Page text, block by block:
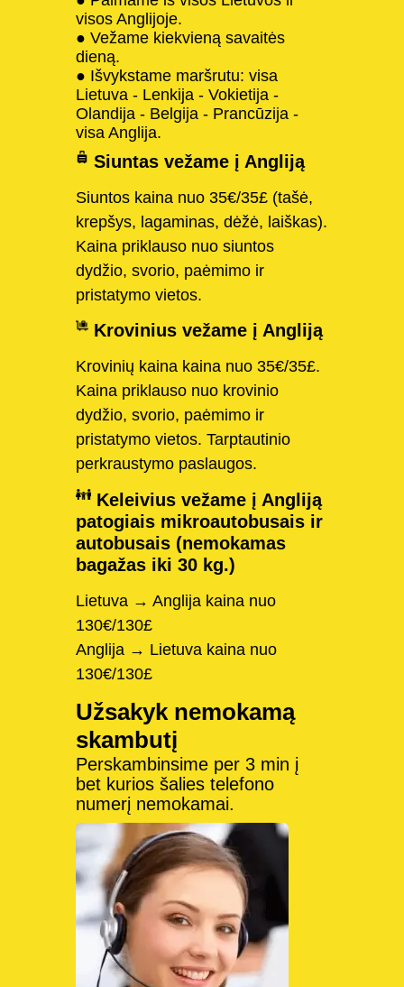
visos Anglijoje.
● Vežame kiekvieną savaitės
dieną.
● Išvykstame maršrutu: visa
Lietuva - Lenkija - Vokietija -
Olandija - Belgija - Prancūzija -
visa Anglija.
Siuntas vežame į Angliją
Siuntos kaina nuo 35€/35£ (tašė,
krepšys, lagaminas, dėžė, laiškas).
Kaina priklauso nuo siuntos
dydžio, svorio, paėmimo ir
pristatymo vietos.
Krovinius vežame į Angliją
Krovinių kaina kaina nuo 35€/35£.
Kaina priklauso nuo krovinio
dydžio, svorio, paėmimo ir
pristatymo vietos. Tarptautinio
perkraustymo paslaugos.
Keleivius vežame į Angliją
patogiais mikroautobusais ir
autobusais (nemokamas
bagažas iki 30 kg.)
Lietuva → Anglija kaina nuo
130€/130£
Anglija → Lietuva kaina nuo
130€/130£
Užsakyk nemokamą
skambutį
Perskambinsime per 3 min į
bet kurios šalies telefono
numerį nemokamai.